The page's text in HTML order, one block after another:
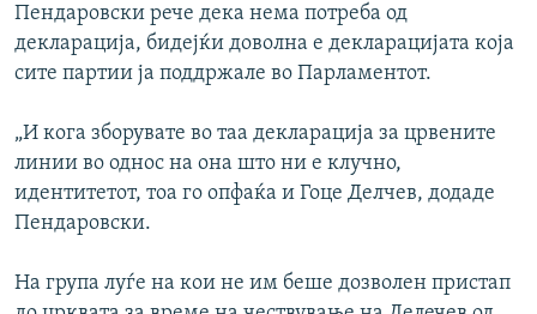
Пендаровски рече дека нема потреба од
декларација, бидејќи доволна е декларацијата која
сите партии ја поддржале во Парламентот.
„И кога зборувате во таа декларација за црвените
линии во однос на она што ни е клучно,
идентитетот, тоа го опфаќа и Гоце Делчев, додаде
Пендаровски.
На група луѓе на кои не им беше дозволен пристап